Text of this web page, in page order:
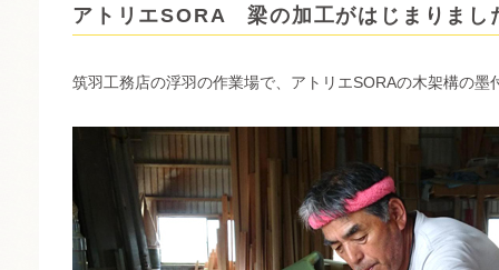
アトリエSORA 梁の加工がはじまりまし
筑羽工務店の浮羽の作業場で、アトリエSORAの木架構の墨